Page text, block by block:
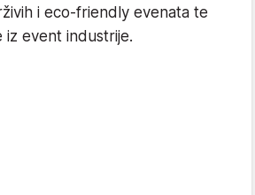
i eco-friendly evenata te
event industrije.